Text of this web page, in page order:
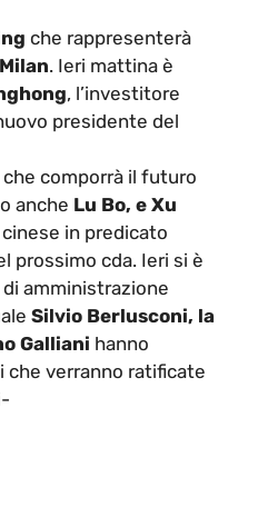
che rappresenterà
Milan. Ieri mattina è
, l’investitore
presidente del
comporrà il futuro
anche Lu Bo, e Xu
in predicato
prossimo cda. Ieri si è
amministrazione
Silvio Berlusconi, la
Galliani hanno
che verranno ratificate